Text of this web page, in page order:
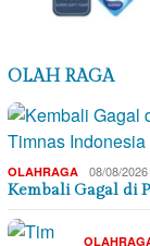
OLAH RAGA
OLAHRAGA 08/08/2026
Kembali Gagal di